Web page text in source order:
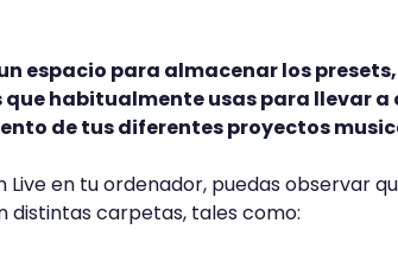
espacio para almacenar los presets,
habitualmente usas para llevar a
de tus diferentes proyectos
Live en tu ordenador, puedas observar
distintas carpetas, tales como: